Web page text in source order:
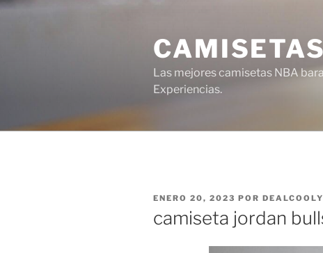
Saltar
Las mejores camisetas NBA
Experiencias.
PUBLICADO
ENERO 20, 2023 POR
camiseta jordan